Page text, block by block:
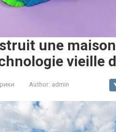
une
vieille
Author: admin